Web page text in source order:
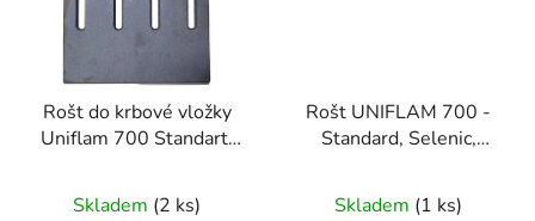
Rošt do krbové vložky
Uniflam 700 Standart,
velká - 700819
Skladem (2 ks)
Rošt UNIFLAM 700 -
Standard, Selenic,
Option - 700868
Skladem (1 ks)